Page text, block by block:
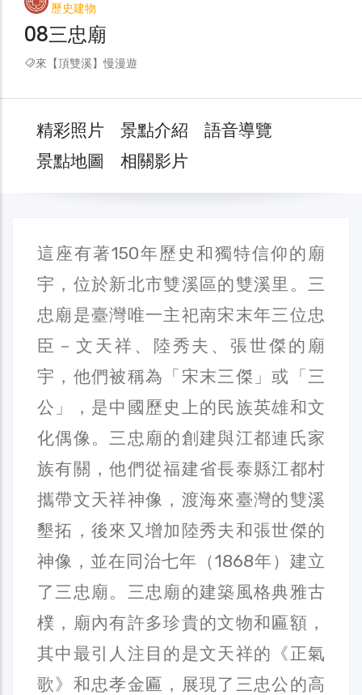
歷史建物
08三忠廟
來【頂雙溪】慢漫遊
精彩照片 景點介紹
語音導覽
景點地圖
相關影片
這座有著150年歷史和獨特信仰的廟
宇，位於新北市雙溪區的雙溪里。三
忠廟是臺灣唯一主祀南宋末年三位忠
臣－文天祥、陸秀夫、張世傑的廟
宇，他們被稱為「宋末三傑」或「三
公」，是中國歷史上的民族英雄和文
化偶像。三忠廟的創建與江都連氏家
族有關，他們從福建省長泰縣江都村
攜帶文天祥神像，渡海來臺灣的雙溪
墾拓，後來又增加陸秀夫和張世傑的
神像，並在同治七年（1868年）建立
了三忠廟。三忠廟的建築風格典雅古
樸，廟內有許多珍貴的文物和匾額，
其中最引人注目的是文天祥的《正氣
歌》和忠孝金匾，展現了三忠公的高